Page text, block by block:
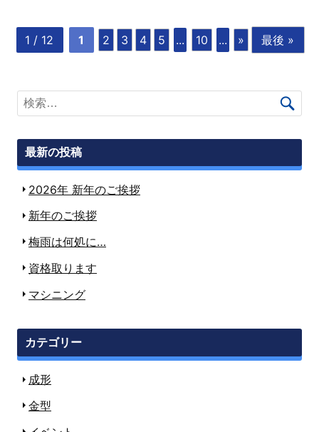
1 / 12 1 2 3 4 5 ... 10 ... » 最後 »
最新の投稿
2026年 新年のご挨拶
新年のご挨拶
梅雨は何処に…
資格取ります
マシニング
カテゴリー
成形
金型